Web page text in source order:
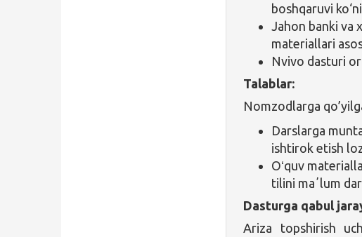
boshqaruvi
Jahon banki va
materiallari
Nvivo dasturi
Talablar:
Nomzodlarga
Darslarga
ishtirok etish
Oʻquv
tilini maʼlum
Dasturga qabul
Ariza topshirish